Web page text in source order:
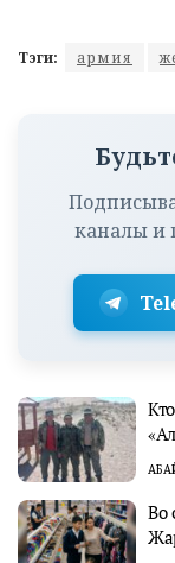
Тэги: армия
каналы и
Во